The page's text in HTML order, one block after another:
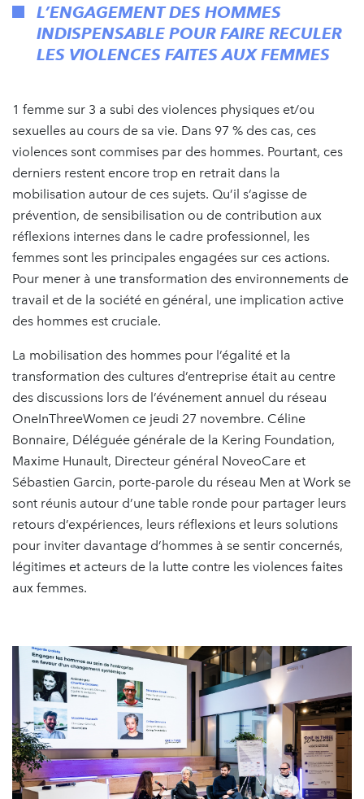
L’ENGAGEMENT DES HOMMES
INDISPENSABLE POUR FAIRE RECULER
LES VIOLENCES FAITES AUX FEMMES
1 femme sur 3 a subi des violences physiques et/ou
sexuelles au cours de sa vie. Dans 97 % des cas, ces
violences sont commises par des hommes. Pourtant, ces
derniers restent encore trop en retrait dans la
mobilisation autour de ces sujets. Qu’il s’agisse de
prévention, de sensibilisation ou de contribution aux
réflexions internes dans le cadre professionnel, les
femmes sont les principales engagées sur ces actions.
Pour mener à une transformation des environnements de
travail et de la société en général, une implication active
des hommes est cruciale.
La mobilisation des hommes pour l’égalité et la
transformation des cultures d’entreprise était au centre
des discussions lors de l’événement annuel du réseau
OneInThreeWomen ce jeudi 27 novembre. Céline
Bonnaire, Déléguée générale de la Kering Foundation,
Maxime Hunault, Directeur général NoveoCare et
Sébastien Garcin, porte-parole du réseau Men at Work se
sont réunis autour d’une table ronde pour partager leurs
retours d’expériences, leurs réflexions et leurs solutions
pour inviter davantage d’hommes à se sentir concernés,
légitimes et acteurs de la lutte contre les violences faites
aux femmes.